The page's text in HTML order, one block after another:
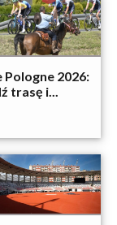
Pologne 2026:
trasę i...